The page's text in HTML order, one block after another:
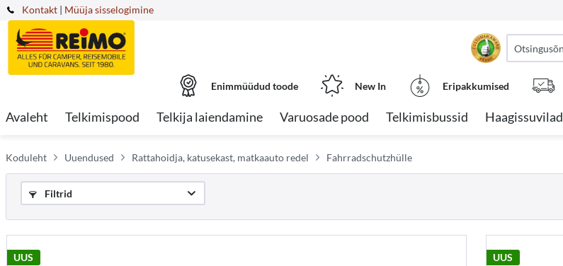
Kontakt | Müüja sisselogimine
Enimmüüdud toode New In Eripakkumised
Avaleht Telkimispood Telkija laiendamine Varuosade pood Telkimisbussid Haagissuvilad
Koduleht Uuendused Rattahoidja, katusekast, matkaauto redel Fahrradschutzhülle
Filtrid
UUS UUS